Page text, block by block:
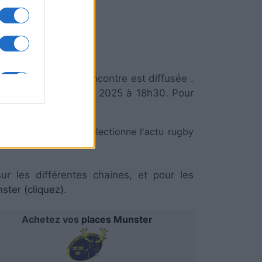
Munster
si la rencontre est diffusée .
27 Septembre 2025 à 18h30. Pour
:cliquez ici
qui sélectionne l'actu rugby
les différentes chaines, et pour les
(cliquez).
Achetez vos places Munster